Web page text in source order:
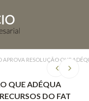
APROVA RESOLUÇÃO QUE
QUE ADÉQUA
DO FAT